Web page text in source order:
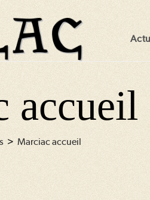
accueil
> Marciac accueil